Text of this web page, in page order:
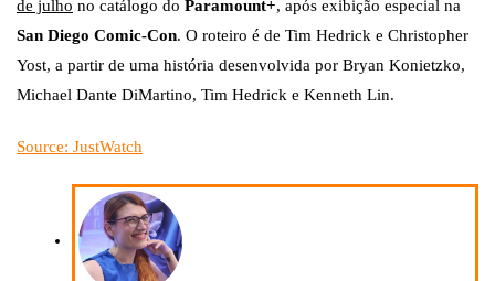
de julho no catálogo do Paramount+, após exibição especial na
San Diego Comic-Con. O roteiro é de Tim Hedrick e Christopher
Yost, a partir de uma história desenvolvida por Bryan Konietzko,
Michael Dante DiMartino, Tim Hedrick e Kenneth Lin.
Source: JustWatch